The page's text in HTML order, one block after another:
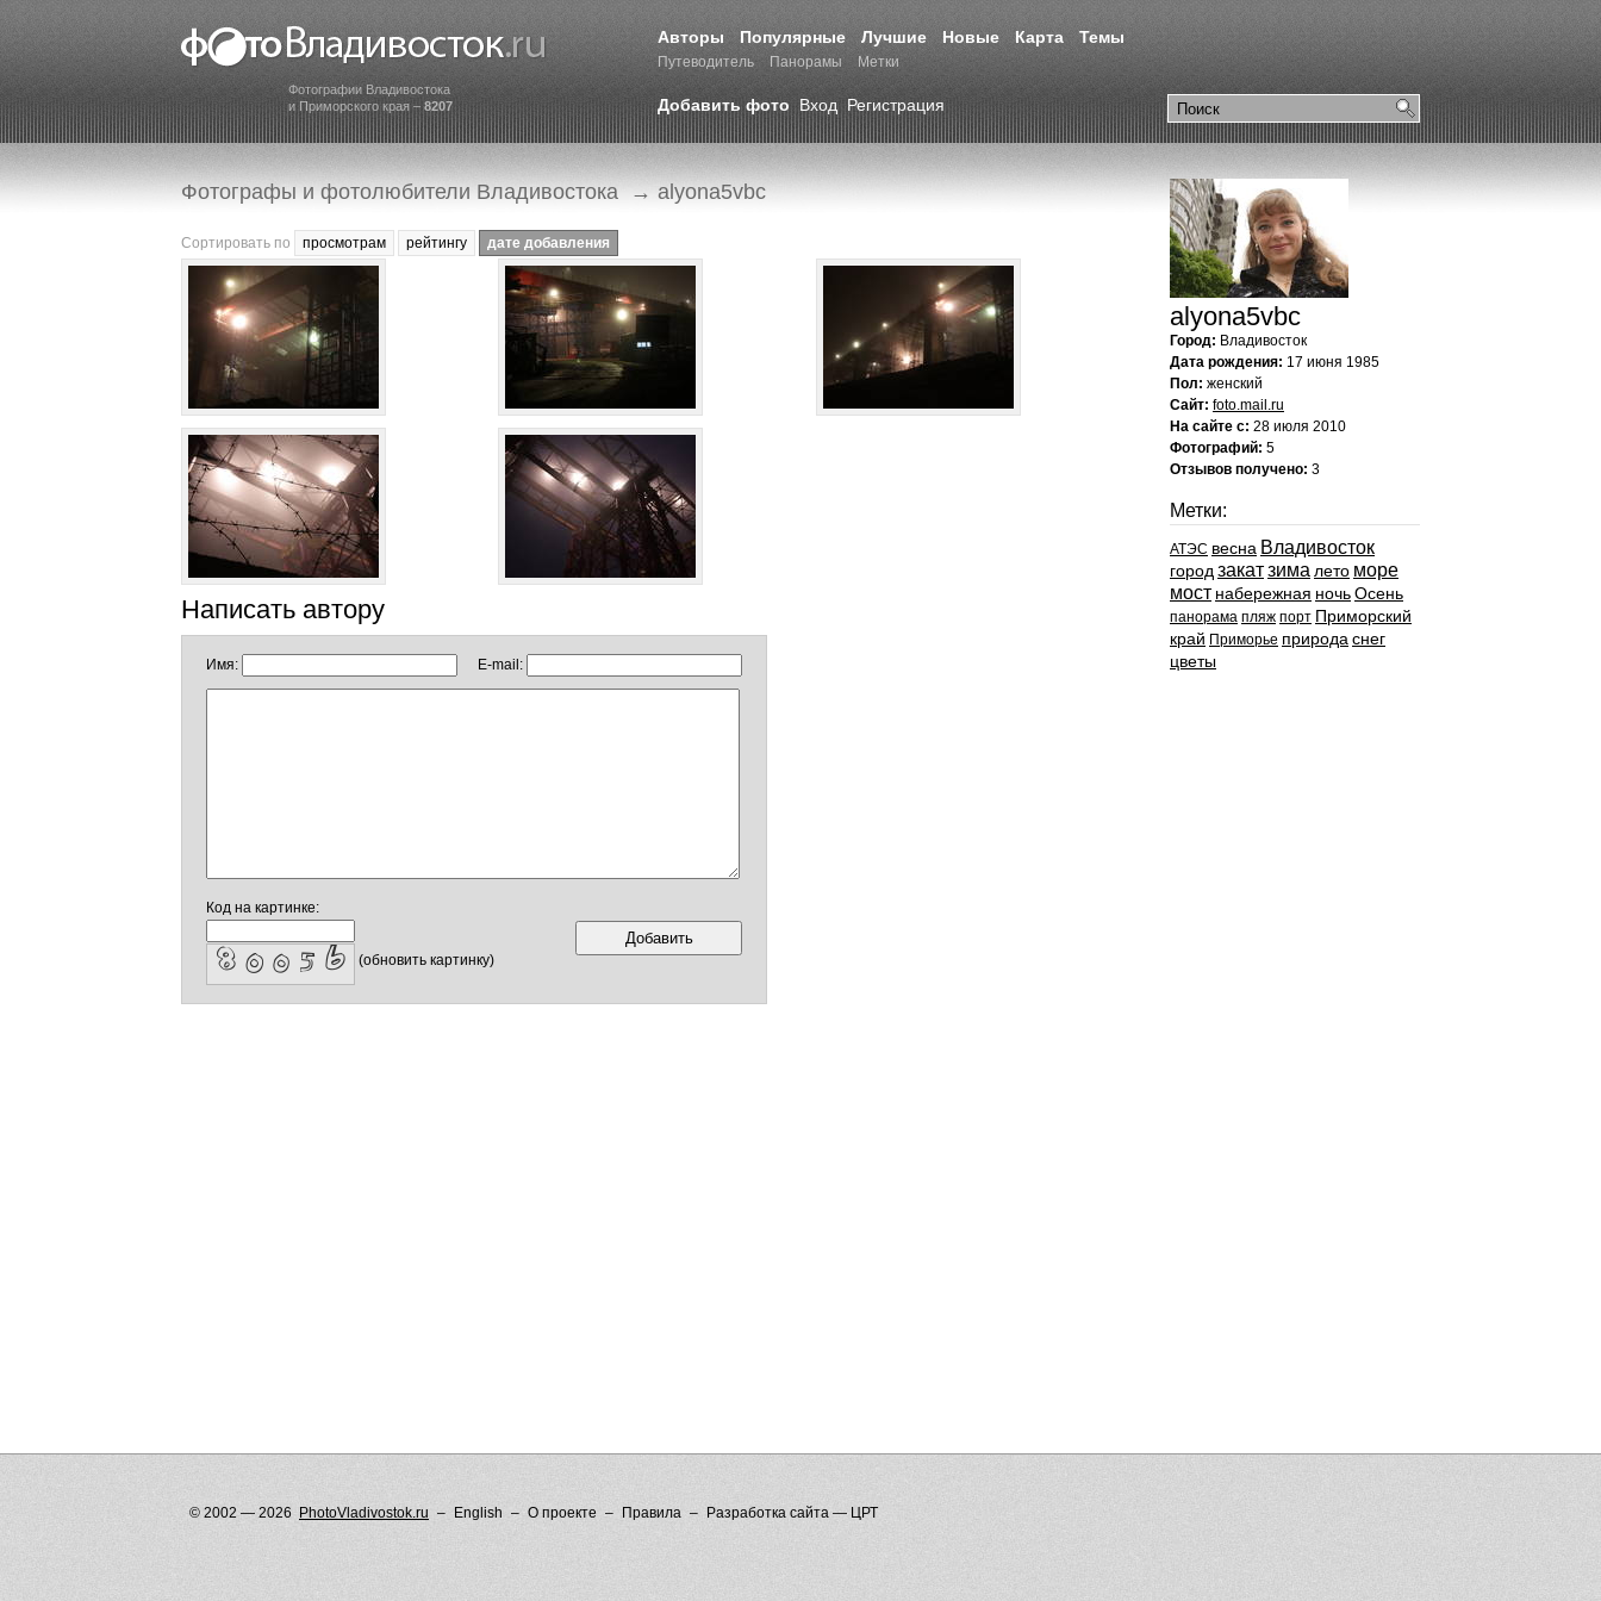
Фотографии Владивостока
и Приморского края – 8207
Авторы Популярные Лучшие Новые Карта Темы
Путеводитель Панорамы Метки
Добавить фото Вход Регистрация
Фотографы и фотолюбители Владивостока → alyona5vbc
Сортировать по просмотрам рейтингу дате добавления
Написать автору
Имя: E-mail:
Код на картинке:
(обновить картинку)
alyona5vbc
Город: Владивосток
Дата рождения: 17 июня 1985
Пол: женский
Сайт: foto.mail.ru
На сайте с: 28 июля 2010
Фотографий: 5
Отзывов получено: 3
Метки:
АТЭС весна Владивосток
город закатзима лето море
мост набережная ночьОсень
панорама пляж порт Приморский
край Приморье природа снег
цветы
© 2002 — 2026 PhotoVladivostok.ru English О проекте Правила Разработка сайта — ЦРТ